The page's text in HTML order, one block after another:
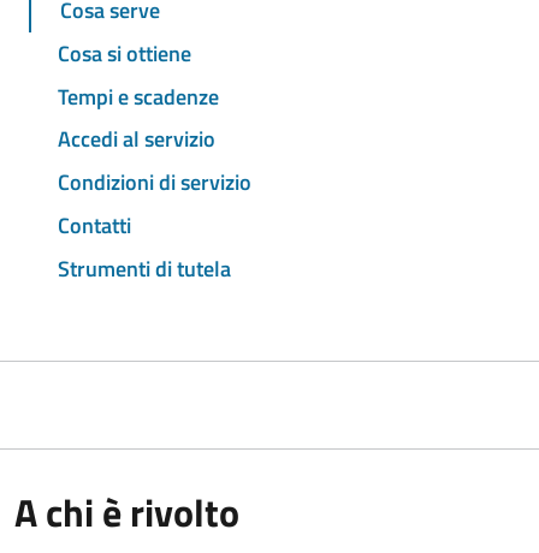
Cosa serve
Cosa si ottiene
Tempi e scadenze
Accedi al servizio
Condizioni di servizio
Contatti
Strumenti di tutela
A chi è rivolto